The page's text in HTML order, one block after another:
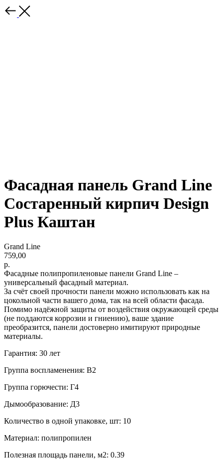
Фасадная панель Grand Line
Состаренный кирпич Design
Plus Каштан
Grand Line
759,00
р.
Фасадные полипропиленовые панели Grand Line –
универсальный фасадный материал.
За счёт своей прочности панели можно использовать как на
цокольной части вашего дома, так на всей области фасада.
Помимо надёжной защиты от воздействия окружающей среды
(не поддаются коррозии и гниению), ваше здание
преобразится, панели достоверно имитируют природные
материалы.
Гарантия: 30 лет
Группа воспламенения: В2
Группа горючести: Г4
Дымообразование: Д3
Количество в одной упаковке, шт: 10
Материал: полипропилен
Полезная площадь панели, м2: 0.39